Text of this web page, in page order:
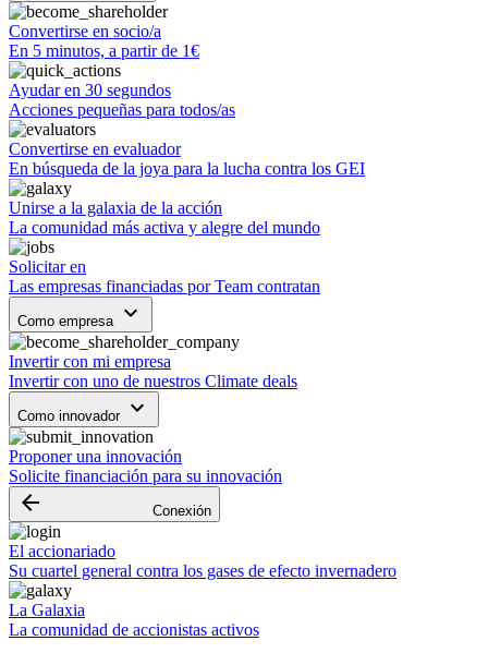
Convertirse en socio/a
En 5 minutos, a partir de 1€
Ayudar en 30 segundos
Acciones pequeñas para todos/as
Convertirse en evaluador
En búsqueda de la joya para la lucha contra los GEI
Unirse a la galaxia de la acción
La comunidad más activa y alegre del mundo
Solicitar en
Las empresas financiadas por Team contratan
Como empresa keyboard_arrow_down
Invertir con mi empresa
Invertir con uno de nuestros Climate deals
Como innovador keyboard_arrow_down
Proponer una innovación
Solicite financiación para su innovación
arrow_backward Conexión
El accionariado
Su cuartel general contra los gases de efecto invernadero
La Galaxia
La comunidad de accionistas activos